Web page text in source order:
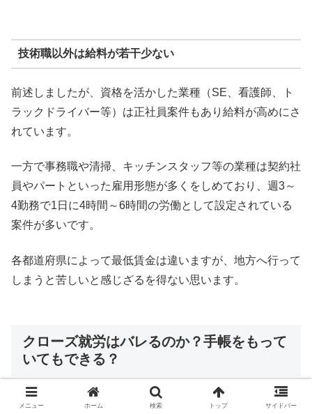
技術職以外は給料が若干少ない
前述しましたが、資格を活かした業種（SE、看護師、ト
ラックドライバー等）は正社員案件もあり給料が高めにさ
れています。
一方で事務職や清掃、キッチンスタッフ等の業種は契約社
員やパートといった雇用形態が多くをしめており、週3～
4勤務で1日に4時間～6時間の労働として設定されている
案件が多いです。
各都道府県によって最低賃金は違いますが、地方へ行って
しまうと苦しいと感じざるを得ない思います。
クローズ就労はバレるのか？手帳をもって
いてもできる？
メニュー ホーム 検索 トップ サイドバー